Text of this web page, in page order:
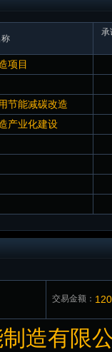
承
项目
节能减碳改造
产业化建设
交易金额：
造有限